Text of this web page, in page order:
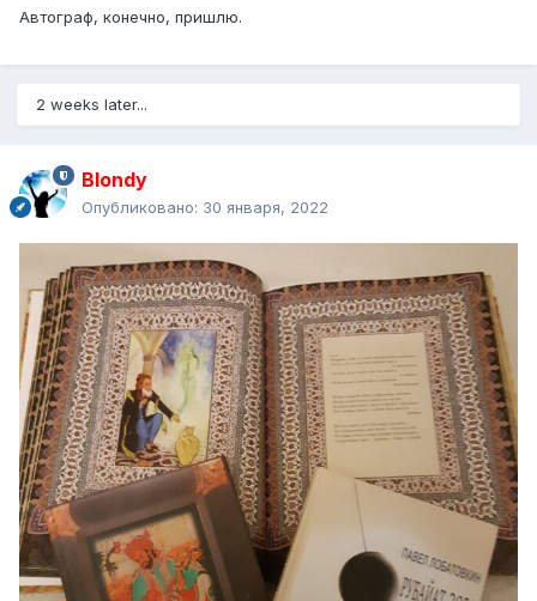
Автограф, конечно, пришлю.
2 weeks later...
Blondy
Опубликовано: 30 января, 2022